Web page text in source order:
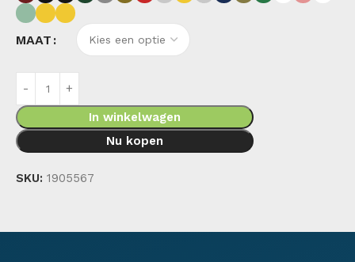
MAAT
In winkelwagen
Nu kopen
SKU: 1905567